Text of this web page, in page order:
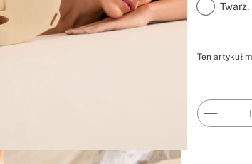
Ten artykuł